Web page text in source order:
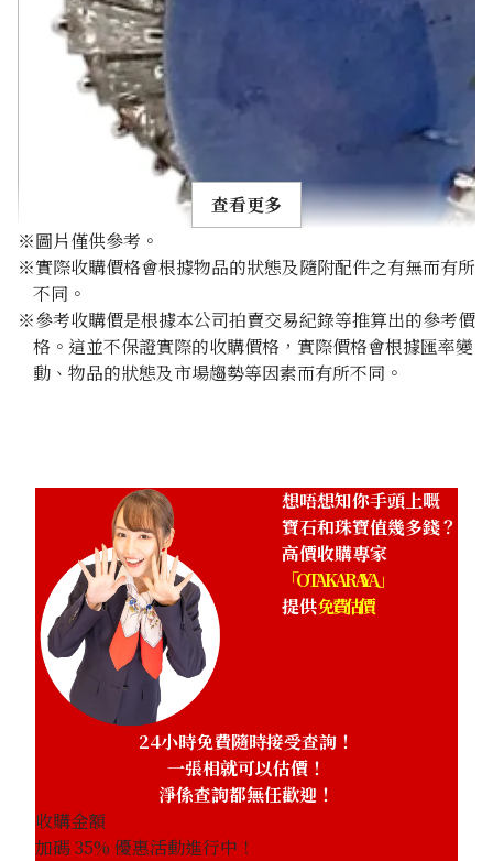
Pt･Pm900 Star Sapphire Diamond Ring 10.97ct
參考回收價
查看更多
※圖片僅供參考。
※實際收購價格會根據物品的狀態及隨附配件之有無而有所
不同。
※參考收購價是根據本公司拍賣交易紀錄等推算出的參考價
格。這並不保證實際的收購價格，實際價格會根據匯率變
動、物品的狀態及市場趨勢等因素而有所不同。
想唔想知你手頭上嘅
寶石和珠寶值幾多錢？
高價收購專家
「OTAKARAYA」
提供免費估價
24小時免費隨時接受查詢！
一張相就可以估價！
淨係查詢都無任歡迎！
收購金額
加碼35% 優惠活動進行中！